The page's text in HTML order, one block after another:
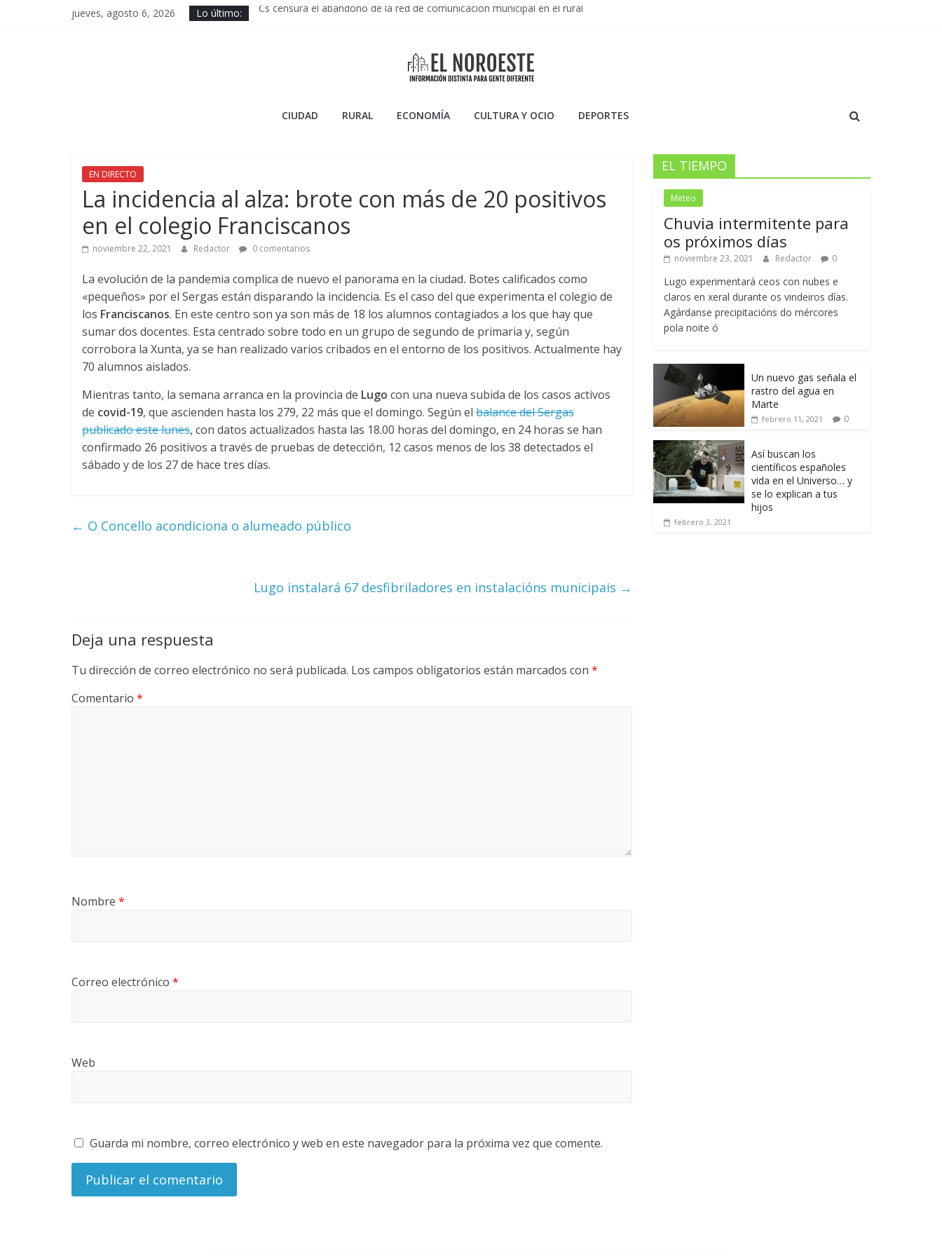
jueves, agosto 6, 2026 Lo último:
Cs censura el abandono de la red de comunicación municipal en el rural
Resumen de la Temporada 2023/2024 de CB Breogán en la ACB
Inteligencias Artificiales: Usos, Ventajas y Peligros
Información
plurar
para
gente
diferente
CIUDAD RURAL ECONOMÍA CULTURA Y OCIO DEPORTES
EN DIRECTO
La incidencia al alza: brote con más de 20 positivos
en el colegio Franciscanos
noviembre 22, 2021 Redactor 0 comentarios
La evolución de la pandemia complica de nuevo el panorama en la ciudad. Botes calificados como
«pequeños» por el Sergas están disparando la incidencia. Es el caso del que experimenta el colegio de
los Franciscanos. En este centro son ya son más de 18 los alumnos contagiados a los que hay que
sumar dos docentes. Esta centrado sobre todo en un grupo de segundo de primaria y, según
corrobora la Xunta, ya se han realizado varios cribados en el entorno de los positivos. Actualmente hay
70 alumnos aislados.
Mientras tanto, la semana arranca en la provincia de Lugo con una nueva subida de los casos activos
de covid-19, que ascienden hasta los 279, 22 más que el domingo. Según el balance del Sergas
publicado este lunes, con datos actualizados hasta las 18.00 horas del domingo, en 24 horas se han
confirmado 26 positivos a través de pruebas de detección, 12 casos menos de los 38 detectados el
sábado y de los 27 de hace tres días.
← O Concello acondiciona o alumeado público
Lugo instalará 67 desfibriladores en instalacións municipais →
Deja una respuesta
Tu dirección de correo electrónico no será publicada. Los campos obligatorios están marcados con *
Comentario *
Nombre *
Correo electrónico *
Web
Guarda mi nombre, correo electrónico y web en este navegador para la próxima vez que comente.
EL TIEMPO
Meteo
Chuvia intermitente para
os próximos días
noviembre 23, 2021 Redactor 0
Lugo experimentará ceos con nubes e
claros en xeral durante os vindeiros días.
Agárdanse precipitacións do mércores
pola noite ó
Un nuevo gas señala el
rastro del agua en
Marte
febrero 11, 2021 0
Así buscan los
científicos españoles
vida en el Universo… y
se lo explican a tus
hijos
febrero 3, 2021